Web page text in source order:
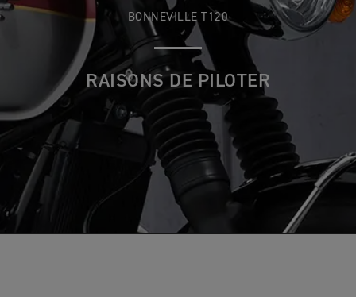
BONNEVILLE T120
RAISONS DE PILOTER